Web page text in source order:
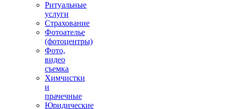
Ритуальные
услуги
Страхование
Фотоателье
(фотоцентры)
Фото,
видео
съемка
Химчистки
и
прачечные
Юридические